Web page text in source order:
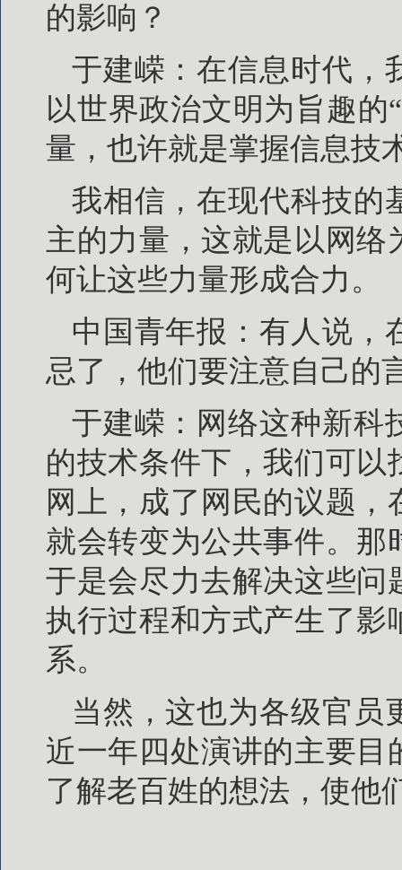
的影响？
于建嵘：在信息时代，
以世界政治文明为旨趣
量，也许就是掌握信息技
我相信，在现代科技的
主的力量，这就是以网
何让这些力量形成合力。
中国青年报：有人说，
忌了，他们要注意自己的
于建嵘：网络这种新科
的技术条件下，我们可
网上，成了网民的议题
就会转变为公共事件。
于是会尽力去解决这些问
执行过程和方式产生了影
系。
当然，这也为各级官员
近一年四处演讲的主要
了解老百姓的想法，使他